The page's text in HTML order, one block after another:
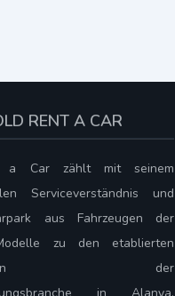
RENT A CAR
a Car zählt mit seinem
Serviceverständnis und
aus Fahrzeugen der
zu den etablierten
der